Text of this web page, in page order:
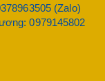
vực:
(Zalo)
0979145802